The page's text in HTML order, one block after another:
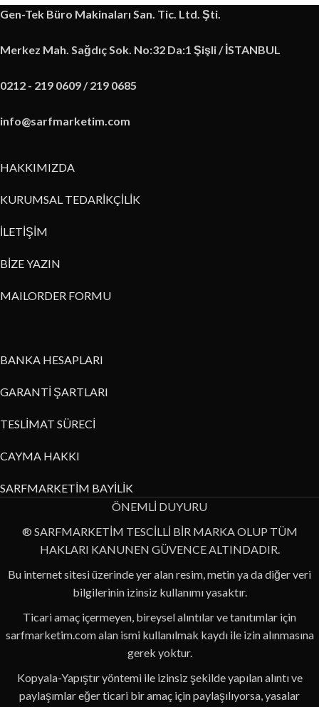
Gen-Tek Büro Makinaları San. Tic. Ltd. Şti.
Merkez Mah. Sağdıç Sok. No:32 Da:1 Şişli / İSTANBUL
0212 - 219 0609 / 219 0685
info@sarfmarketim.com
HAKKIMIZDA
KURUMSAL TEDARİKÇİLİK
İLETİŞİM
BİZE YAZIN
MAILORDER FORMU
BANKA HESAPLARI
GARANTİ ŞARTLARI
TESLİMAT SÜRECİ
CAYMA HAKKI
SARFMARKETİM BAYİLİK
ÖNEMLİ DUYURU
® SARFMARKETİM TESCİLLİ BİR MARKA OLUP TÜM
HAKLARI KANUNEN GÜVENCE ALTINDADIR.
Bu internet sitesi üzerinde yer alan resim, metin ya da diğer veri
bilgilerinin izinsiz kullanımı yasaktır.
Ticari amaç içermeyen, bireysel alıntılar ve tanıtımlar için
sarfmarketim.com alan ismi kullanılmak kaydı ile izin alınmasına
gerek yoktur.
Kopyala-Yapıştır yöntemi ile izinsiz şekilde yapılan alıntı ve
paylaşımlar eğer ticari bir amaç için paylaşılıyorsa, yasalar